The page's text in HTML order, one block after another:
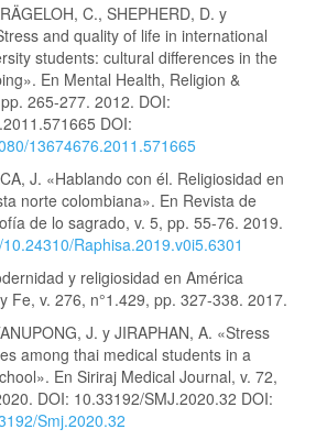
C., SHEPHERD, D. y
and quality of life in international
students: cultural differences in the
En Mental Health, Religion &
265-277. 2012. DOI:
DOI:
13674676.2011.571665
J. «Hablando con él. Religiosidad en
norte colombiana». En Revista de
de lo sagrado, v. 5, pp. 55-76. 2019.
Raphisa.2019.v0i5.6301
y religiosidad en América
Fe, v. 276, n°1.429, pp. 327-338. 2017.
J. y JIRAPHAN, A. «Stress
among thai medical students in a
En Siriraj Medical Journal, v. 72,
DOI: 10.33192/SMJ.2020.32 DOI:
Smj.2020.32